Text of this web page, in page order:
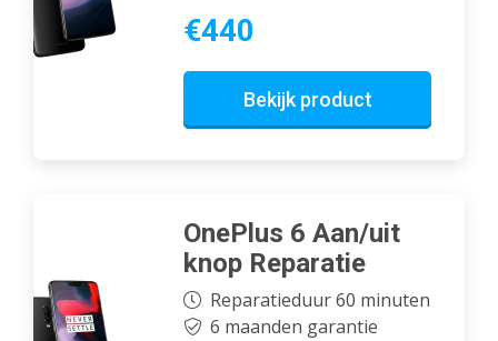
€440
Bekijk product
OnePlus 6 Aan/uit
knop Reparatie
Reparatieduur 60 minuten
6 maanden garantie